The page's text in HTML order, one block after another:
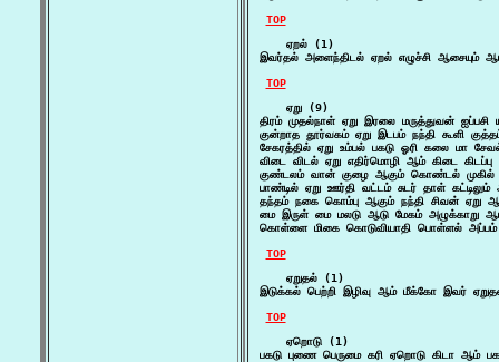
TOP
    ஏறல் (1)
இவர்தல் அளைந்திடல் ஏறல் எழுச்சி
TOP
    ஏறு (9)
திரம் முதல்நாள் ஏறு இரலை மருத்துவன் ஐப்பசி
குன்றாத தூர்வகம் ஏறு இடபம் நந்தி கூளி
சேகரத்தில் ஏறு உம்பல் பகடு ஓரி கலை மா
விடை விடல் ஏறு எதிர்மொழி ஆம் கிடை
குண்டலம் வான் குழை ஆகும் கொண்டல்
பாண்டில் ஏறு ஊர்தி வட்டம் சுடர் தாள்
தந்தம் நகை கொம்பு ஆகும் நந்தி சிவன் ஏறு
மை இருள் மை மலடு ஆடு மேகம் அழுக்காறு
கொள்ளை மிகை கொடுவியாதி பொள்ளல்
TOP
    ஏறுதல் (1)
இடுக்கல் பெற்றி இழிவு ஆம் மீக்கோ இவர்
TOP
    ஏறொடு (1)
பகடு புணை பெருமை கரி ஏறொடு கிடா ஆம்